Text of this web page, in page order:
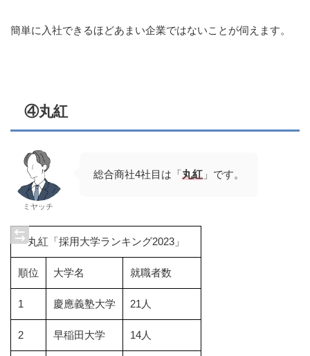
簡単に入社できるほどあまい企業ではないことが伺えます。
④丸紅
ミヤッチ
総合商社4社目は「丸紅 」です。
丸紅「採用大学ランキング2023」
順位 大学名 就職者数
1 慶應義塾大学 21人
2 早稲田大学 14人